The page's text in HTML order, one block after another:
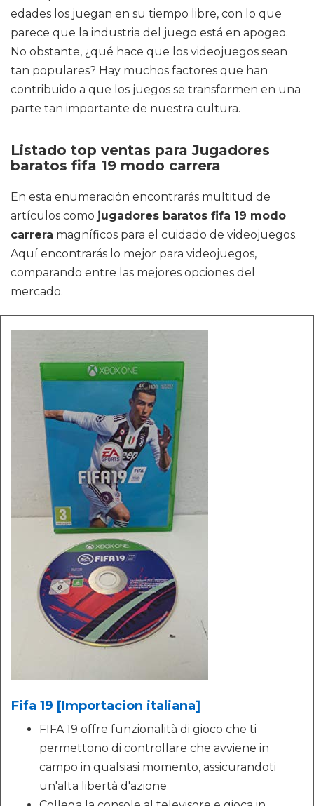
edades los juegan en su tiempo libre, con lo que
parece que la industria del juego está en apogeo.
No obstante, ¿qué hace que los videojuegos sean
tan populares? Hay muchos factores que han
contribuido a que los juegos se transformen en una
parte tan importante de nuestra cultura.
Listado top ventas para Jugadores
baratos fifa 19 modo carrera
En esta enumeración encontrarás multitud de
artículos como jugadores baratos fifa 19 modo
carrera magníficos para el cuidado de videojuegos.
Aquí encontrarás lo mejor para videojuegos,
comparando entre las mejores opciones del
mercado.
Fifa 19 [Importacion italiana]
FIFA 19 offre funzionalità di gioco che ti
permettono di controllare che avviene in
campo in qualsiasi momento, assicurandoti
un'alta libertà d'azione